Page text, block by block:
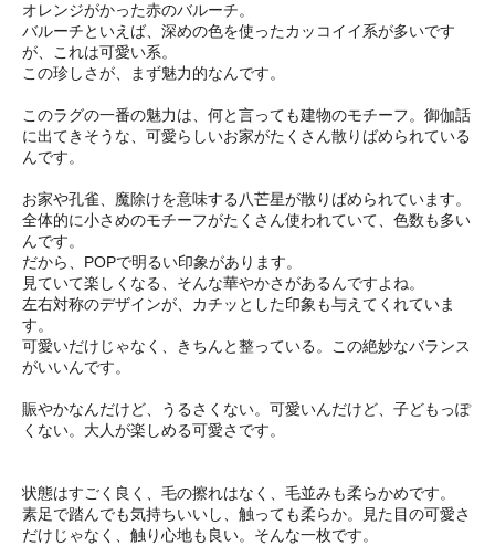
オレンジがかった赤のバルーチ。
バルーチといえば、深めの色を使ったカッコイイ系が多いです
が、これは可愛い系。
この珍しさが、まず魅力的なんです。
このラグの一番の魅力は、何と言っても建物のモチーフ。御伽話
に出てきそうな、可愛らしいお家がたくさん散りばめられている
んです。
お家や孔雀、魔除けを意味する八芒星が散りばめられています。
全体的に小さめのモチーフがたくさん使われていて、色数も多い
んです。
だから、POPで明るい印象があります。
見ていて楽しくなる、そんな華やかさがあるんですよね。
左右対称のデザインが、カチッとした印象も与えてくれていま
す。
可愛いだけじゃなく、きちんと整っている。この絶妙なバランス
がいいんです。
賑やかなんだけど、うるさくない。可愛いんだけど、子どもっぽ
くない。大人が楽しめる可愛さです。
状態はすごく良く、毛の擦れはなく、毛並みも柔らかめです。
素足で踏んでも気持ちいいし、触っても柔らか。見た目の可愛さ
だけじゃなく、触り心地も良い。そんな一枚です。